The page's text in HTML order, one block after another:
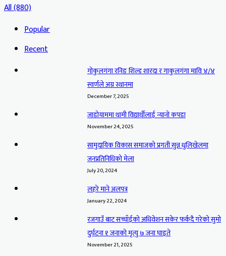
All (880)
Popular
Recent
गोकुलगंगा रनिङ शिल्ड शारदा र गाकुलगंगा मावि ४/४
स्वर्णले अग्र स्थानमा
December 7, 2025
जाडोयाममा थामी विद्यार्थीलाई न्यानो कपडा
November 24, 2025
सामुदायिक विकास समाजको प्रगती सुन्न धुलिखेलमा
जनप्रतिनिधिको मेला
July 20, 2024
लहरे माने अलपत्र
January 22, 2024
रजगाउँ बाट सच्चाँईको अधिवेशन सकेर फर्कदै गरेको सुमो
दुर्घटना १ जनाको मृत्यु ७ जना घाइते
November 21, 2025